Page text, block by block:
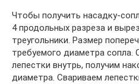
Чтобы получить насадку-
4 продольных разреза и
треугольники. Размер
требуемого диаметра сопла.
лепестки внутрь, получим
диаметра. Свариваем